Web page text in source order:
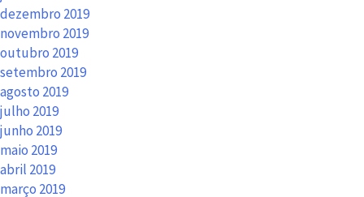
dezembro 2019
novembro 2019
outubro 2019
setembro 2019
agosto 2019
julho 2019
junho 2019
maio 2019
abril 2019
março 2019